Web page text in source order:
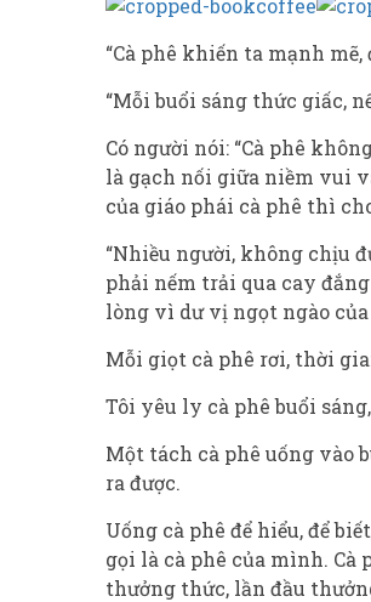
“Cà phê khiến ta mạnh
“Mỗi buổi sáng thức giấc,
Có người nói: “Cà phê
là gạch nối giữa niềm vui
của giáo phái cà phê thì
“Nhiều người, không chịu
phải nếm trải qua cay
lòng vì dư vị ngọt ngào của
Mỗi giọt cà phê rơi, thời
Tôi yêu ly cà phê buổi
Một tách cà phê uống vào
ra được.
Uống cà phê để hiểu, để
gọi là cà phê của mình.
thưởng thức, lần đầu